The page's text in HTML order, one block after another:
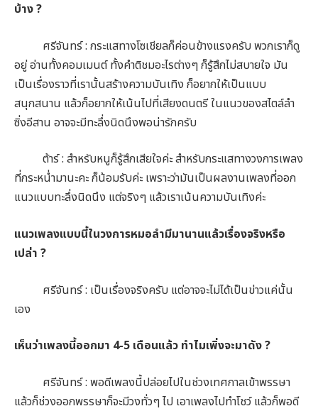
บ้าง ?
ศรีจันทร์ : กระแสทางโซเชียลก็ค่อนข้างแรงครับ พวกเราก็ดู
อยู่ อ่านทั้งคอมเมนต์ ทั้งคำติชมอะไรต่างๆ ก็รู้สึกไม่สบายใจ มัน
เป็นเรื่องราวที่เรานั้นสร้างความบันเทิง ก็อยากให้เป็นแบบ
สนุกสนาน แล้วก็อยากให้เน้นไปที่เสียงดนตรี ในแนวของสไตล์ลำ
ซิ่งอีสาน อาจจะมีทะลึ่งนิดนึงพอน่ารักครับ
ต้าร์ : สำหรับหนูก็รู้สึกเสียใจค่ะ สำหรับกระแสทางวงการเพลง
ที่กระหน่ำมานะคะ ก็น้อมรับค่ะ เพราะว่ามันเป็นผลงานเพลงที่ออก
แนวแบบทะลึ่งนิดนึง แต่จริงๆ แล้วเราเน้นความบันเทิงค่ะ
แนวเพลงแบบนี้ในวงการหมอลำมีมานานแล้วเรื่องจริงหรือ
เปล่า ?
ศรีจันทร์ : เป็นเรื่องจริงครับ แต่อาจจะไม่ได้เป็นข่าวแค่นั้น
เอง
เห็นว่าเพลงนี้ออกมา 4-5 เดือนแล้ว ทำไมเพิ่งจะมาดัง ?
ศรีจันทร์ : พอดีเพลงนี้ปล่อยไปในช่วงเทศกาลเข้าพรรษา
แล้วก็ช่วงออกพรรษาก็จะมีวงทั่วๆ ไป เอาเพลงไปทำโชว์ แล้วก็พอดี